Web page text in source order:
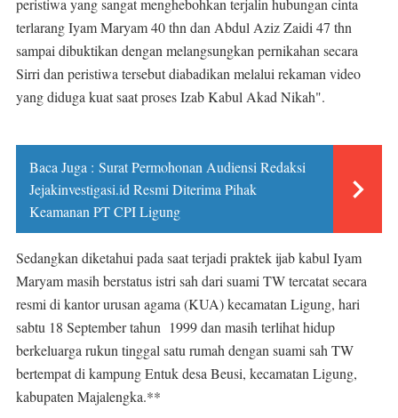
peristiwa yang sangat menghebohkan terjalin hubungan cinta
terlarang Iyam Maryam 40 thn dan Abdul Aziz Zaidi 47 thn
sampai dibuktikan dengan melangsungkan pernikahan secara
Sirri dan peristiwa tersebut diabadikan melalui rekaman video
yang diduga kuat saat proses Izab Kabul Akad Nikah".
Baca Juga : Surat Permohonan Audiensi Redaksi
Jejakinvestigasi.id Resmi Diterima Pihak
Keamanan PT CPI Ligung
Sedangkan diketahui pada saat terjadi praktek ijab kabul Iyam
Maryam masih berstatus istri sah dari suami TW tercatat secara
resmi di kantor urusan agama (KUA) kecamatan Ligung, hari
sabtu 18 September tahun 1999 dan masih terlihat hidup
berkeluarga rukun tinggal satu rumah dengan suami sah TW
bertempat di kampung Entuk desa Beusi, kecamatan Ligung,
kabupaten Majalengka.**